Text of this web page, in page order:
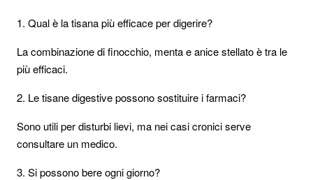
1. Qual è la tisana più efficace per digerire?
La combinazione di finocchio, menta e anice stellato è tra le
più efficaci.
2. Le tisane digestive possono sostituire i farmaci?
Sono utili per disturbi lievi, ma nei casi cronici serve
consultare un medico.
3. Si possono bere ogni giorno?